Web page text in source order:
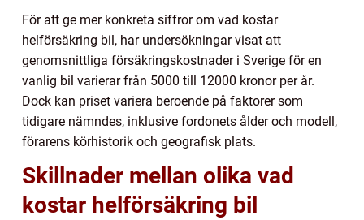
För att ge mer konkreta siffror om vad kostar
helförsäkring bil, har undersökningar visat att
genomsnittliga försäkringskostnader i Sverige för en
vanlig bil varierar från 5000 till 12000 kronor per år.
Dock kan priset variera beroende på faktorer som
tidigare nämndes, inklusive fordonets ålder och modell,
förarens körhistorik och geografisk plats.
Skillnader mellan olika vad
kostar helförsäkring bil